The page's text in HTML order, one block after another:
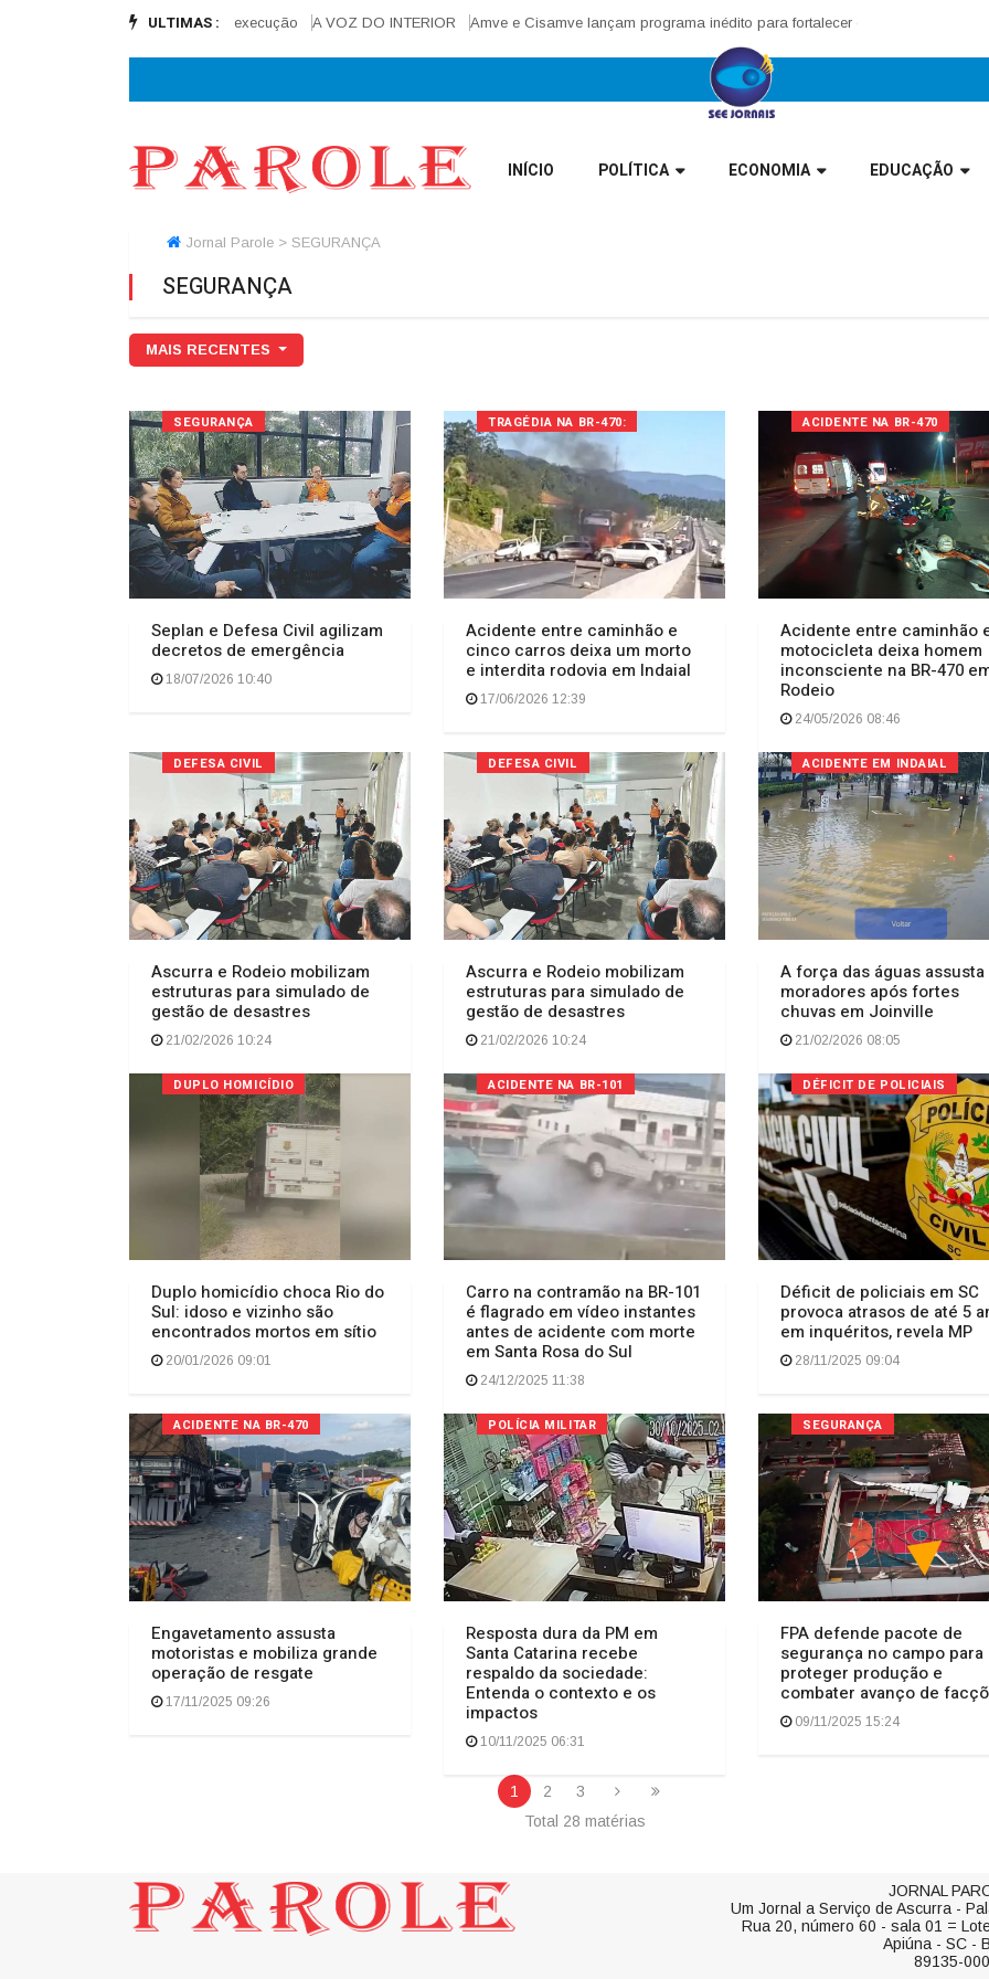
ULTIMAS :
reta final e alcança 90% de execução A VOZ DO INTERIOR Amve e Cisamve lançam programa inédito para fortalecer corregedorias
INÍCIO POLÍTICA ECONOMIA EDUCAÇÃO
Jornal Parole > SEGURANÇA
SEGURANÇA
MAIS RECENTES
SEGURANÇA
Seplan e Defesa Civil agilizam
decretos de emergência
18/07/2026 10:40
TRAGÉDIA NA BR-470:
Acidente entre caminhão e
cinco carros deixa um morto
e interdita rodovia em Indaial
17/06/2026 12:39
ACIDENTE NA BR-470
Acidente entre caminhão
motocicleta deixa homem
inconsciente na BR-470
Rodeio
24/05/2026 08:46
DEFESA CIVIL
Ascurra e Rodeio mobilizam
estruturas para simulado de
gestão de desastres
21/02/2026 10:24
DEFESA CIVIL
Ascurra e Rodeio mobilizam
estruturas para simulado de
gestão de desastres
21/02/2026 10:24
ACIDENTE EM INDAIAL
A força das águas assusta
moradores após fortes
chuvas em Joinville
21/02/2026 08:05
DUPLO HOMICÍDIO
Duplo homicídio choca Rio do
Sul: idoso e vizinho são
encontrados mortos em sítio
20/01/2026 09:01
ACIDENTE NA BR-101
Carro na contramão na BR-101
é flagrado em vídeo instantes
antes de acidente com morte
em Santa Rosa do Sul
24/12/2025 11:38
DÉFICIT DE POLICIAIS
Déficit de policiais em SC
provoca atrasos de até 5
em inquéritos, revela MP
28/11/2025 09:04
ACIDENTE NA BR-470
Engavetamento assusta
motoristas e mobiliza grande
operação de resgate
17/11/2025 09:26
POLÍCIA MILITAR
Resposta dura da PM em
Santa Catarina recebe
respaldo da sociedade:
Entenda o contexto e os
impactos
10/11/2025 06:31
SEGURANÇA
FPA defende pacote de
segurança no campo para
proteger produção e
combater avanço de
09/11/2025 15:24
1 2
3
Total 28 matérias
JORNAL
Um Jornal a Serviço de Ascurra -
Rua 20, número 60 - sala 01 =
Apiúna - SC -
89135-000